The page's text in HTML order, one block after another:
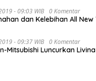
- 09:03 WIB 0 Komentar
dan Kelebihan All New
- 09:37 WIB 0 Komentar
Mitsubishi Luncurkan